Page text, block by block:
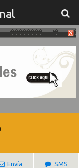
Cómo
Redes
Envía SMS